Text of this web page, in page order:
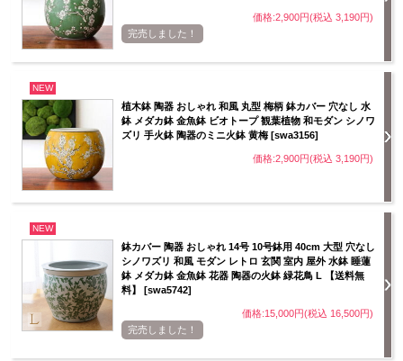
価格:2,900円(税込 3,190円)
完売しました！
NEW
植木鉢 陶器 おしゃれ 和風 丸型 梅柄 鉢カバー 穴なし 水
鉢 メダカ鉢 金魚鉢 ビオトープ 観葉植物 和モダン シノワ
ズリ 手火鉢 陶器のミニ火鉢 黄梅 [swa3156]
価格:2,900円(税込 3,190円)
NEW
鉢カバー 陶器 おしゃれ 14号 10号鉢用 40cm 大型 穴なし
シノワズリ 和風 モダン レトロ 玄関 室内 屋外 水鉢 睡蓮
鉢 メダカ鉢 金魚鉢 花器 陶器の火鉢 緑花鳥 L 【送料無
料】 [swa5742]
価格:15,000円(税込 16,500円)
完売しました！